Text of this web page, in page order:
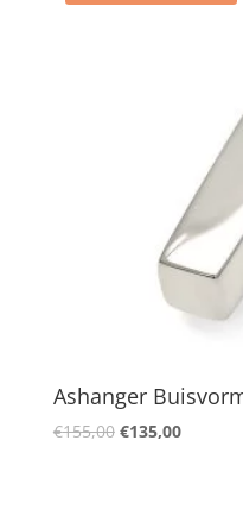
Ashanger
€155,00 Oorspronkelijke
€135,00Huidige